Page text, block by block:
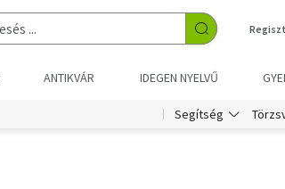
ANTIKVÁR IDEGEN NYELVŰ
Segítség